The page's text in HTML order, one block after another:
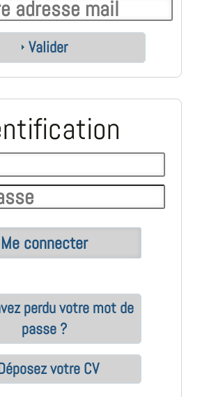
Valider
perdu votre mot de
passe ?
votre CV